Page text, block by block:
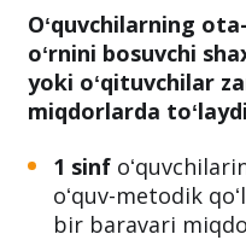
Oʻquvchilarning
oʻrnini bosuvchi
yoki oʻqituvchilar
miqdorlarda
1 sinf
oʻquv-metodik
bir baravari